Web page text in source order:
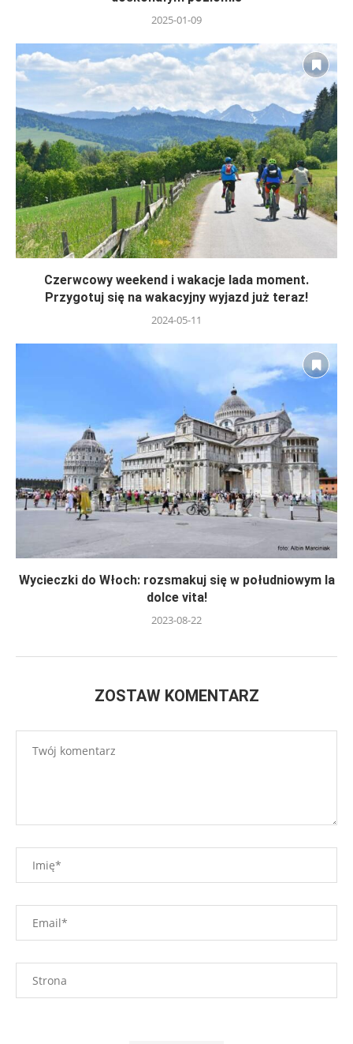
2025-01-09
Czerwcowy weekend i wakacje lada moment.
Przygotuj się na wakacyjny wyjazd już teraz!
2024-05-11
Wycieczki do Włoch: rozsmakuj się w południowym la
dolce vita!
2023-08-22
ZOSTAW KOMENTARZ